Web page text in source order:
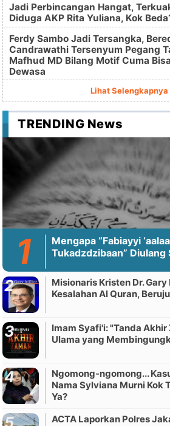
Jadi Perbincangan Hangat,
Diduga AKP Rita Yuliana, Kok
Ferdy Sambo Jadi Tersangka,
Candrawathi Tersenyum Pegang
Mafhud MD Bilang Motif Cuma
Dewasa
Lihat Selengkapnya
TRENDING News
Mengapa “Fabiayyi
Tukadzdzibaan” Diulang
Misionaris Kristen Dr.
Kesalahan Al Quran,
Imam Syafi'i: "Tanda
Ulama yang
Ngomong-ngomong...
Nama Sylviana Murni Kok
Ya?
ACTA Laporkan Polres